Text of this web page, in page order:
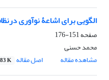
الگویی برای اشاعۀ نوآوری
صفحه151-176
محمد حسنی
مشاهده مقاله
اصل مقاله K